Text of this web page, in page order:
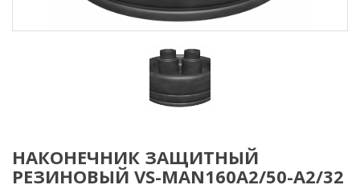
НАКОНЕЧНИК ЗАЩИТНЫЙ
РЕЗИНОВЫЙ VS-MAN160A2/50-A2/32